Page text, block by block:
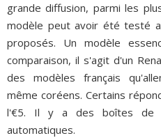
grande diffusion, parmi les
modèle peut avoir été testé
proposés. Un modèle
comparaison, il s'agit d'un
des modèles français
même coréens. Certains
l'€5. Il y a des boîtes de
automatiques.